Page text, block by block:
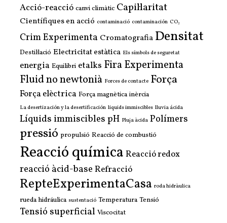
Acció-reacció canvi climàtic Capil·laritat
Científiques en acció contaminació contaminación CO₂
Crim Experimenta Cromatografia Densitat
Destil·lació Electricitat estàtica Els símbols de seguretat
energia Equilibri etalks Fira Experimenta
Fluid no newtonià Forces de contacte Força
Força elèctrica Força magnètica inèrcia
La desertización y la desertificación liquids immiscibles lluvia ácida
Líquids immisciblespH Pluja àcida Polímers
pressió propulsió Reacció de combustió
Reacció química Reacció redox
reacció àcid-base Refracció
RepteExperimentaCasa roda hidràulica
rueda hidráulica sustentació Temperatura Tensió
Tensió superficial Viscocitat